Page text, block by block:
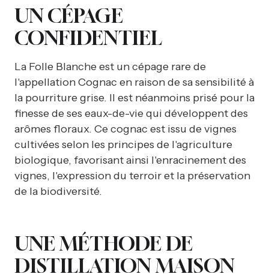
UN CÉPAGE
CONFIDENTIEL
La Folle Blanche est un cépage rare de
l'appellation Cognac en raison de sa sensibilité à
la pourriture grise. Il est néanmoins prisé pour la
finesse de ses eaux-de-vie qui développent des
arômes floraux. Ce cognac est issu de vignes
cultivées selon les principes de l'agriculture
biologique, favorisant ainsi l'enracinement des
vignes, l'expression du terroir et la préservation
de la biodiversité.
UNE MÉTHODE DE
DISTILLATION MAISON